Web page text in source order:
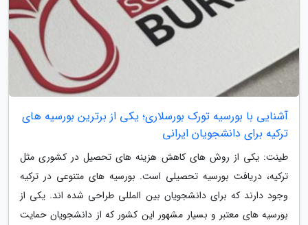
آشنایی با بورسیه تورک بورسلاری؛ یکی از برترین بورسیه های
ترکیه برای دانشجویان ایرانی
طینت: یکی از روش های کاهش هزینه های تحصیل در کشوری مثل
ترکیه، دریافت بورسیه تحصیلی است. بورسیه های متنوعی در ترکیه
وجود دارند که برای دانشجویان بین المللی طراحی شده اند. یکی از
بورسیه های معتبر و بسیار مشهور این کشور که از دانشجویان حمایت